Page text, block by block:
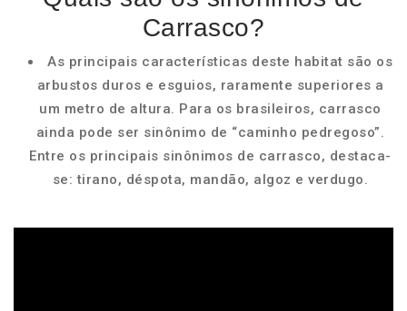
Carrasco?
As principais características deste habitat são os
arbustos duros e esguios, raramente superiores a
um metro de altura. Para os brasileiros, carrasco
ainda pode ser sinônimo de “caminho pedregoso”.
Entre os principais sinônimos de carrasco, destaca-
se: tirano, déspota, mandão, algoz e verdugo.